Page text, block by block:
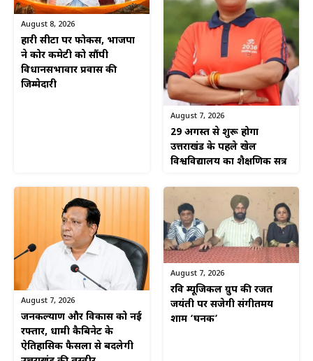
August 8, 2026
हारी सीटों पर फोकस, भाजपा
ने कोर कमेटी को सौंपी
विधानसभावार प्रवास की
जिम्मेदारी
August 7, 2026
29 अगस्त से शुरू होगा
उत्तराखंड के पहले खेल
विश्वविद्यालय का शैक्षणिक सत्र
August 7, 2026
जनकल्याण और विकास को नई
रफ्तार, धामी कैबिनेट के
ऐतिहासिक फैसलों से बदलेगी
August 7, 2026
रवि म्यूजिकल ग्रुप की रजत
जयंती पर सजेगी संगीतमय
शाम ‘घनक’